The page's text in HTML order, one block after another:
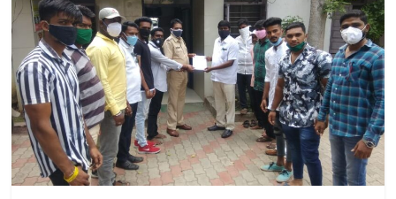
of
Sangamner